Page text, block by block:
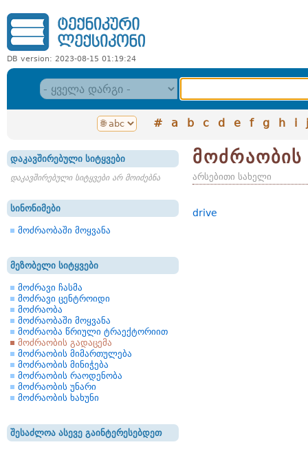
DB version: 2023-08-15 01:19:24
# a b c d e f g h i j
დაკავშირებული სიტყვები
დაკავშირებული სიტყვები არ მოიძებნა
სინონიმები
მოძრაობაში მოყვანა
მეზობელი სიტყვები
მოძრავი ჩასმა
მოძრავი ცენტროიდი
მოძრაობა
მოძრაობაში მოყვანა
მოძრაობა წრიული ტრაექტორიით
მოძრაობის გადაცემა
მოძრაობის მიმართულება
მოძრაობის მინიჭება
მოძრაობის რაოდენობა
მოძრაობის უნარი
მოძრაობის ხახუნი
შესაძლოა ასევე გაინტერესებდეთ
მოძრაობის
არსებითი სახელი
drive